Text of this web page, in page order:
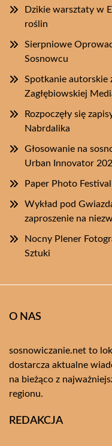
Dzikie warsztaty w
roślin
Sierpniowe
Sosnowcu
Spotkanie autorskie
Zagłębiowskiej
Rozpoczęły się
Nabrdalika
Głosowanie na
Urban Innovator
Paper Photo
Wykład pod
zaproszenie na
Nocny Plener
Sztuki
O NAS
sosnowiczanie.net to
dostarcza aktualne
na bieżąco z
regionu.
REDAKCJA